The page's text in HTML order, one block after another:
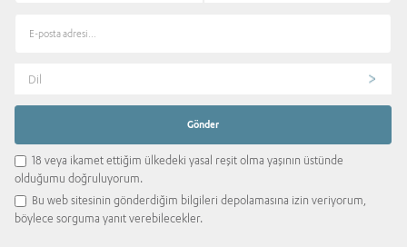
Dil
18 veya ikamet ettiğim ülkedeki yasal reşit olma yaşının üstünde
olduğumu doğruluyorum.
Bu web sitesinin gönderdiğim bilgileri depolamasına izin veriyorum,
böylece sorguma yanıt verebilecekler.